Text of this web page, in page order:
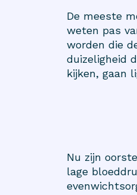
De meeste
weten pas
worden die
duizeligheid
kijken, gaan
Nu zijn
lage